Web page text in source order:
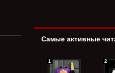
Самые активные
1 2